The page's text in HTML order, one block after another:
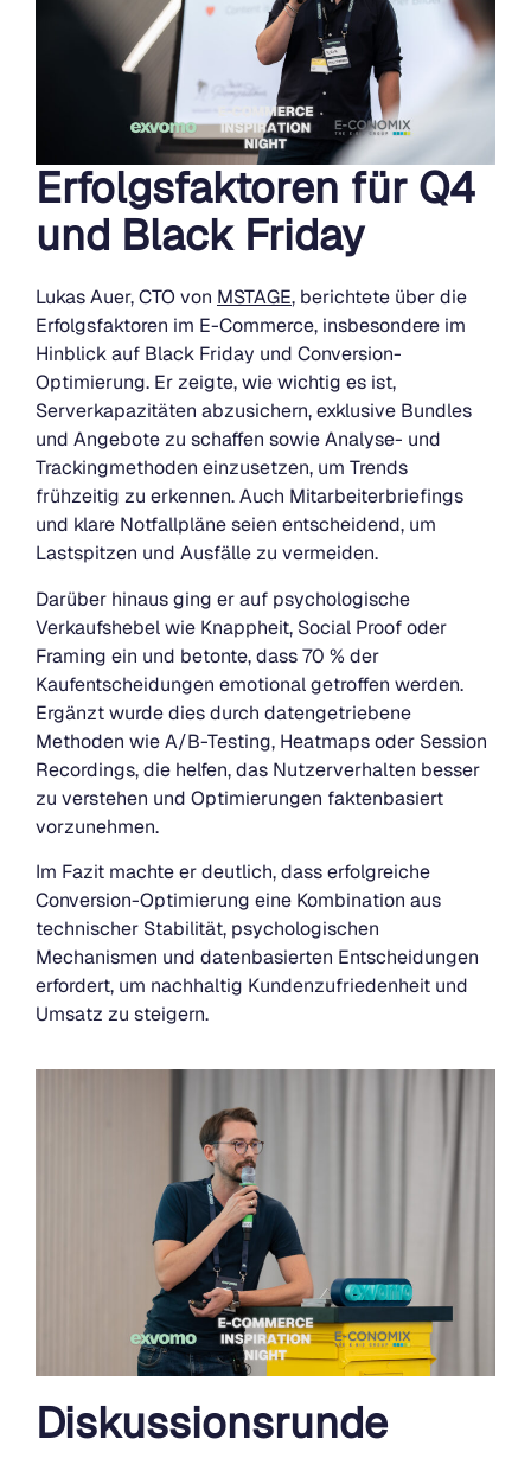
Erfolgsfaktoren für Q4
und Black Friday
Lukas Auer, CTO von MSTAGE, berichtete über die
Erfolgsfaktoren im E-Commerce, insbesondere im
Hinblick auf Black Friday und Conversion-
Optimierung. Er zeigte, wie wichtig es ist,
Serverkapazitäten abzusichern, exklusive Bundles
und Angebote zu schaffen sowie Analyse- und
Trackingmethoden einzusetzen, um Trends
frühzeitig zu erkennen. Auch Mitarbeiterbriefings
und klare Notfallpläne seien entscheidend, um
Lastspitzen und Ausfälle zu vermeiden.
Darüber hinaus ging er auf psychologische
Verkaufshebel wie Knappheit, Social Proof oder
Framing ein und betonte, dass 70 % der
Kaufentscheidungen emotional getroffen werden.
Ergänzt wurde dies durch datengetriebene
Methoden wie A/B-Testing, Heatmaps oder Session
Recordings, die helfen, das Nutzerverhalten besser
zu verstehen und Optimierungen faktenbasiert
vorzunehmen.
Im Fazit machte er deutlich, dass erfolgreiche
Conversion-Optimierung eine Kombination aus
technischer Stabilität, psychologischen
Mechanismen und datenbasierten Entscheidungen
erfordert, um nachhaltig Kundenzufriedenheit und
Umsatz zu steigern.
Diskussionsrunde